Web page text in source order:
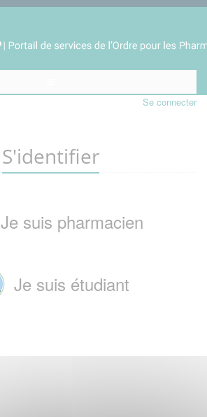
Se connecter
S'identifier
Je suis pharmacien
Je suis étudiant